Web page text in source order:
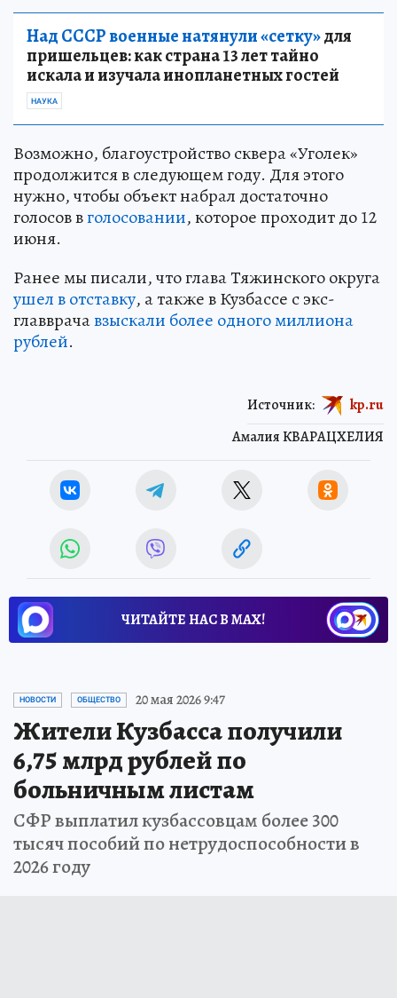
Над СССР военные натянули «сетку»для
пришельцев: как страна 13 лет тайно
искала и изучала инопланетных гостей
НАУКА
Возможно, благоустройство сквера «Уголек»
продолжится в следующем году. Для этого
нужно, чтобы объект набрал достаточно
голосов вголосовании, которое проходит до 12
июня.
Ранее мы писали, что глава Тяжинского округа
ушел в отставку, а также в Кузбассе с экс-
главврачавзыскали более одного миллиона
рублей.
Амалия КВАРАЦХЕЛИЯ
Источник: kp.ru
ЧИТАЙТЕ НАС В МАХ!
НОВОСТИ ОБЩЕСТВО 20 мая 2026 9:47
Жители Кузбасса получили
6,75 млрд рублей по
больничным листам
СФР выплатил кузбассовцам более 300
тысяч пособий по нетрудоспособности в
2026 году